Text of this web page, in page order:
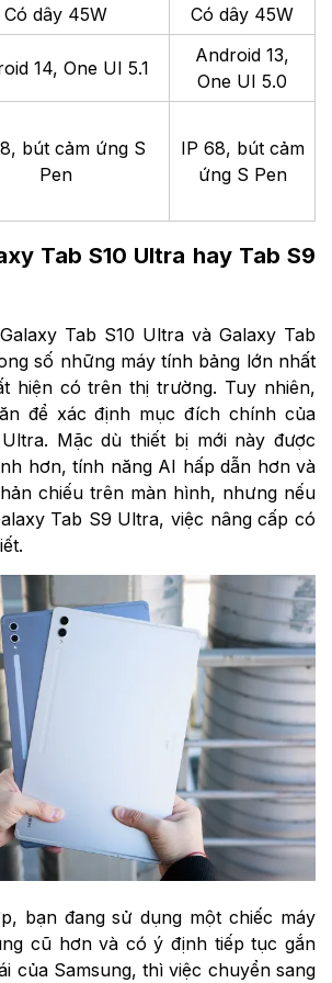
Có dây 45W
Có dây 45W
14, One UI 5.1
Android 13,
One UI 5.0
bút cảm ứng S
Pen
IP 68, bút cảm
ứng S Pen
Tab S10 Ultra hay Tab S9
Tab S10 Ultra và Galaxy Tab
số những máy tính bảng lớn nhất
hiện có trên thị trường. Tuy nhiên,
để xác định mục đích chính của
Mặc dù thiết bị mới này được
hơn, tính năng AI hấp dẫn hơn và
chiếu trên màn hình, nhưng nếu
Tab S9 Ultra, việc nâng cấp có
bạn đang sử dụng một chiếc máy
cũ hơn và có ý định tiếp tục gắn
của Samsung, thì việc chuyển sang